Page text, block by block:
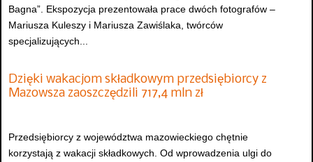
Bagna”. Ekspozycja prezentowała prace dwóch fotografów –
Mariusza Kuleszy i Mariusza Zawiślaka, twórców
specjalizujących...
Dzięki wakacjom składkowym przedsiębiorcy z
Mazowsza zaoszczędzili 717,4 mln zł
Przedsiębiorcy z województwa mazowieckiego chętnie
korzystają z wakacji składkowych. Od wprowadzenia ulgi do